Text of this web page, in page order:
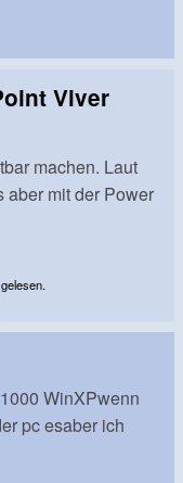
Viver
machen. Laut
aber mit der Power
WinXPwenn
pc esaber ich